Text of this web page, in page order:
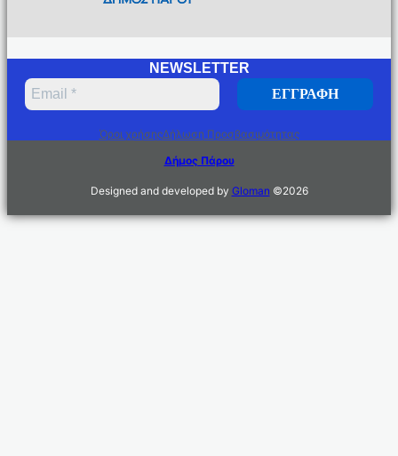
NEWSLETTER
Όροι χρήσηςΔήλωση Προσβασιμότητας
Δήμος Πάρου
Designed and developed by Gloman ©2026